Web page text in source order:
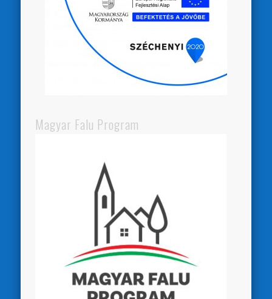
Magyar Falu Program